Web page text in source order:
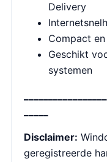
Delivery
Compact
Geschikt
systemen
Disclaimer:
geregistreerde